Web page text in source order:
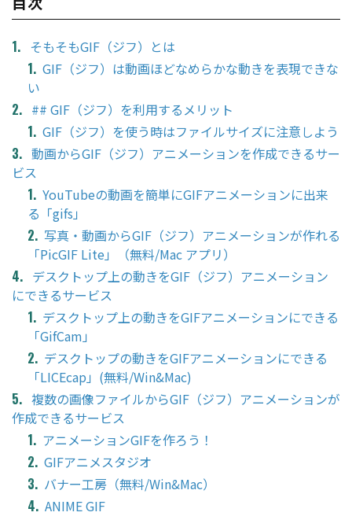
そもそもGIF（ジフ）とは
GIF（ジフ）は動画ほどなめらかな動きを表現できな
い
## GIF（ジフ）を利用するメリット
GIF（ジフ）を使う時はファイルサイズに注意しよう
動画からGIF（ジフ）アニメーションを作成できるサー
ビス
YouTubeの動画を簡単にGIFアニメーションに出来
る「gifs」
写真・動画からGIF（ジフ）アニメーションが作れる
「PicGIF Lite」（無料/Mac アプリ）
デスクトップ上の動きをGIF（ジフ）アニメーション
にできるサービス
デスクトップ上の動きをGIFアニメーションにできる
「GifCam」
デスクトップの動きをGIFアニメーションにできる
「LICEcap」(無料/Win&Mac)
複数の画像ファイルからGIF（ジフ）アニメーションが
作成できるサービス
アニメーションGIFを作ろう！
GIFアニメスタジオ
バナー工房（無料/Win&Mac）
ANIME GIF